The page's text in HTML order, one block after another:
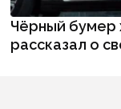
Чёрный бумер
рассказал о